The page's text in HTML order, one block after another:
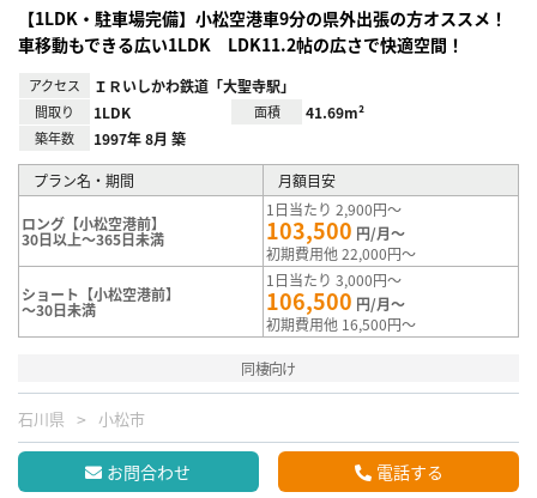
【1LDK・駐車場完備】小松空港車9分の県外出張の方オススメ！
車移動もできる広い1LDK LDK11.2帖の広さで快適空間！
アクセス ＩＲいしかわ鉄道「大聖寺駅」
間取り 1LDK 面積 41.69m²
築年数 1997年 8月 築
プラン名・期間 月額目安
ロング【小松空港前】
30日以上～365日未満
1日当たり 2,900円～
103,500 円/月～
初期費用他 22,000円～
ショート【小松空港前】
～30日未満
1日当たり 3,000円～
106,500 円/月～
初期費用他 16,500円～
同棲向け
石川県 小松市
お問合わせ 電話する